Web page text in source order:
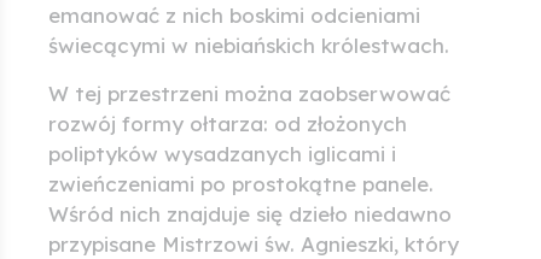
emanować z nich boskimi odcieniami
świecącymi w niebiańskich królestwach.
W tej przestrzeni można zaobserwować
rozwój formy ołtarza: od złożonych
poliptyków wysadzanych iglicami i
zwieńczeniami po prostokątne panele.
Wśród nich znajduje się dzieło niedawno
przypisane Mistrzowi św. Agnieszki, który